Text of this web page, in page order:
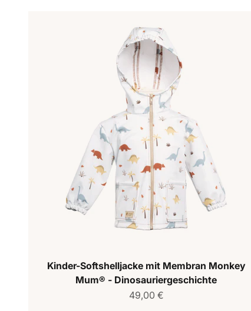
Kinder-Softshelljacke mit Membran Monkey
Mum® - Dinosauriergeschichte
Verkaufspreis
49,00 €